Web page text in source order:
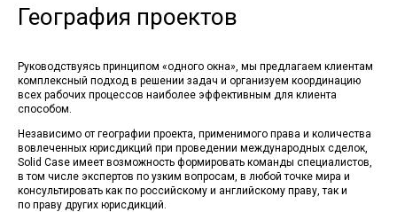
География проектов
Руководствуясь принципом «одного окна», мы предлагаем клиентам
комплексный подход в решении задач и организуем координацию
всех рабочих процессов наиболее эффективным для клиента
способом.
Независимо от географии проекта, применимого права и количества
вовлеченных юрисдикций при проведении международных сделок,
Sol­id Case имеет возможность формировать команды специалистов,
в том числе экспертов по узким вопросам, в любой точке мира и
консультировать как по российскому и английскому праву, так и
по праву других юрисдикций.